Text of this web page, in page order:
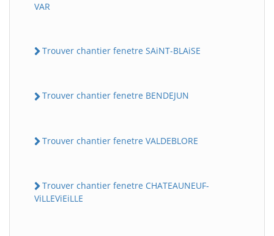
VAR
Trouver chantier fenetre SAiNT-BLAiSE
Trouver chantier fenetre BENDEJUN
Trouver chantier fenetre VALDEBLORE
Trouver chantier fenetre CHATEAUNEUF-
ViLLEViEiLLE